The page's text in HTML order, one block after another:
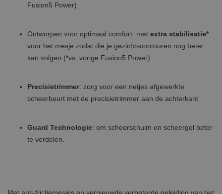
Fusion5 Power)
Ontworpen voor optimaal comfort: met extra stabilisatie*
voor het mesje zodat die je gezichtscontouren nog beter
kan volgen (*vs. vorige Fusion5 Power)
Precisietrimmer: zorg voor een netjes afgewerkte
scheerbeurt met de precisietrimmer aan de achterkant
Guard Technologie: om scheerschuim en scheergel beter
te verdelen.
Met anti-frictiemesjes en vernieuwde verbeterde geleiding van het